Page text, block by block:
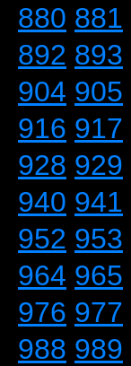
880 881
892 893
904 905
916 917
928 929
940 941
952 953
964 965
976 977
988 989